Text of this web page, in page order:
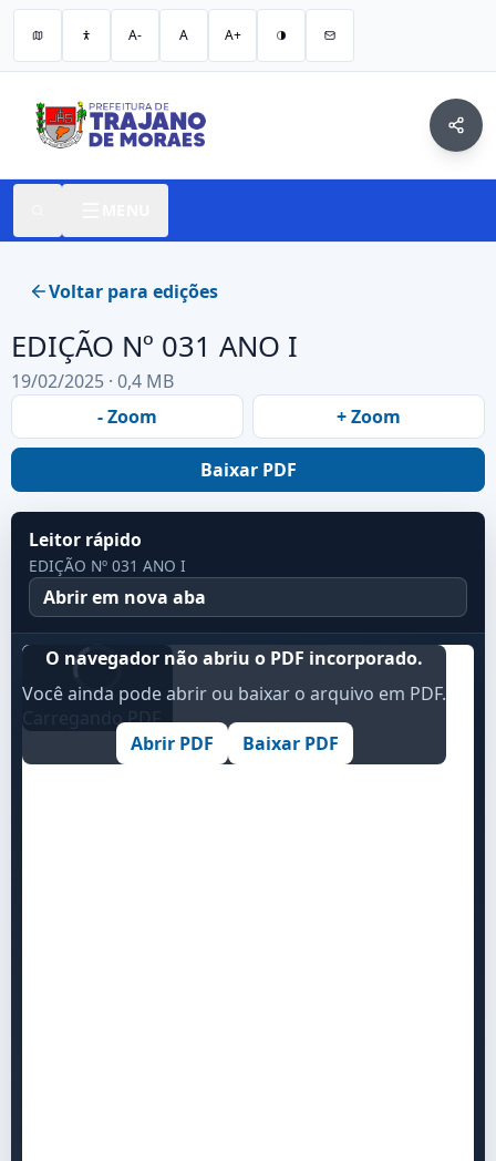
A- A A+
Voltar para edições
EDIÇÃO Nº 031 ANO I
19/02/2025 · 0,4 MB
- Zoom
+ Zoom
Baixar PDF
Leitor rápido
EDIÇÃO Nº 031 ANO I
Abrir em nova aba
Carregando PDF...
O navegador não abriu o PDF incorporado.
Você ainda pode abrir ou baixar o arquivo em PDF.
Abrir PDF Baixar PDF